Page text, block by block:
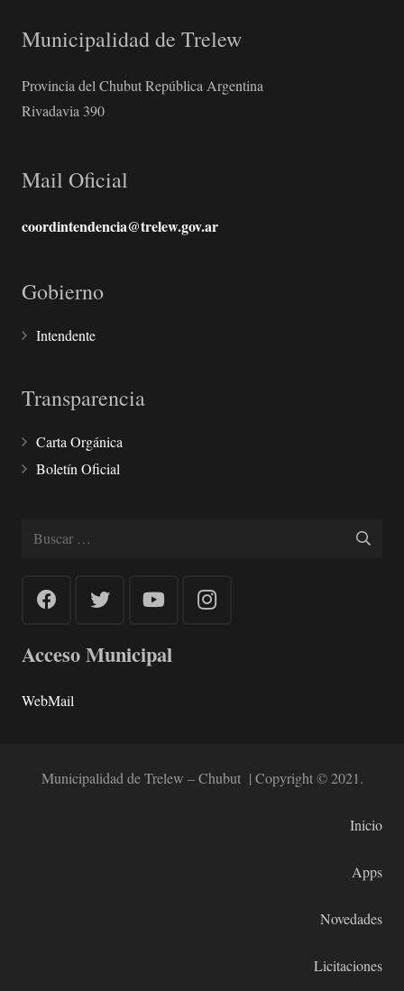
Municipalidad de Trelew
Provincia del Chubut República Argentina
Rivadavia 390
Mail Oficial
coordintendencia@trelew.gov.ar
Gobierno
Intendente
Transparencia
Carta Orgánica
Boletín Oficial
Buscar:
Acceso Municipal
WebMail
Municipalidad de Trelew – Chubut | Copyright © 2021.
Inicio
Apps
Novedades
Licitaciones